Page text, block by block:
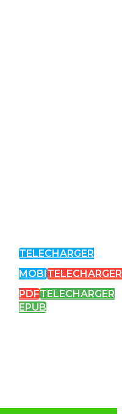
TELECHARGER
MOBITELECHARGER
PDFTELECHARGER
EPUB